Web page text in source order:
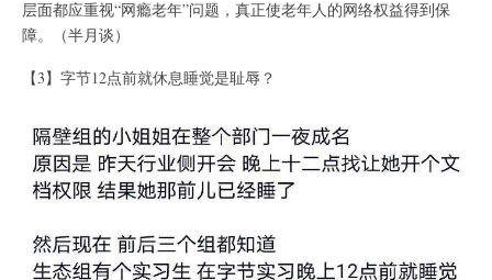
层面都应重视“网瘾老年”问题，真正使老年人的网络权益得到保
障。（半月谈）
【3】字节12点前就休息睡觉是耻辱？